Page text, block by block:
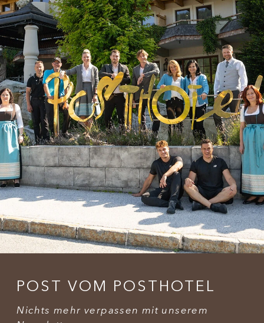
POST VOM POSTHOTEL
Nichts mehr verpassen mit unserem